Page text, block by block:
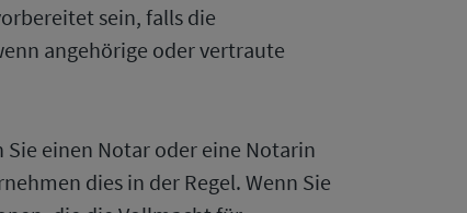
sein, falls die
angehörige oder vertraute
einen Notar oder eine Notarin
dies in der Regel. Wenn Sie